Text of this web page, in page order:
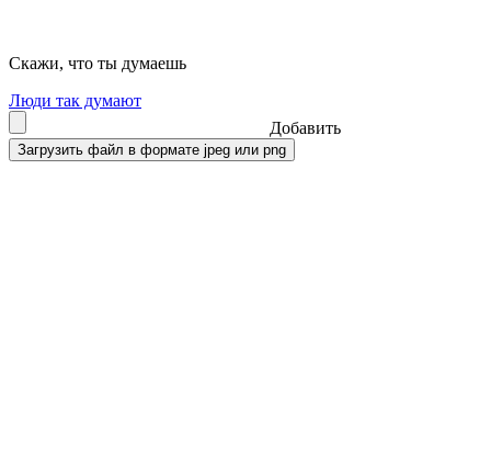
Скажи, что ты думаешь
Люди так думают
Добавить